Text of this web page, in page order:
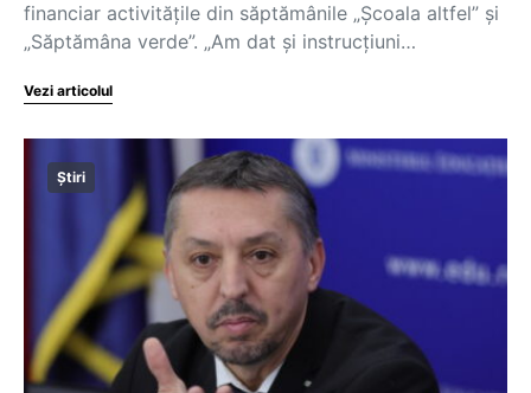
financiar activitățile din săptămânile „Școala altfel” și
„Săptămâna verde”. „Am dat și instrucțiuni…
Vezi articolul
Știri